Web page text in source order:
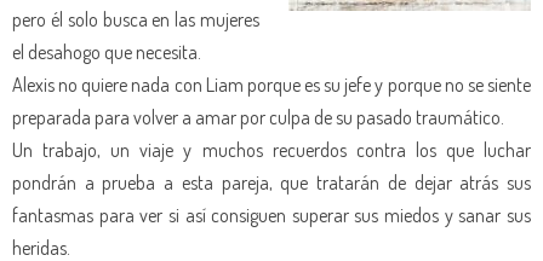
pero él solo busca en las mujeres
el desahogo que necesita.
Alexis no quiere nada con Liam porque es su jefe y porque no se siente
preparada para volver a amar por culpa de su pasado traumático.
Un trabajo, un viaje y muchos recuerdos contra los que luchar
pondrán a prueba a esta pareja, que tratarán de dejar atrás sus
fantasmas para ver si así consiguen superar sus miedos y sanar sus
heridas.